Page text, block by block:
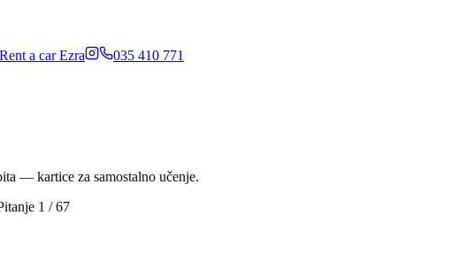
Rent a car Ezra 035 410 771
— kartice za samostalno učenje.
1 /67